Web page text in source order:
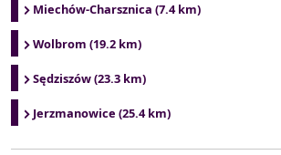
Miechów-Charsznica (7.4 km)
Wolbrom (19.2 km)
Sędziszów (23.3 km)
Jerzmanowice (25.4 km)